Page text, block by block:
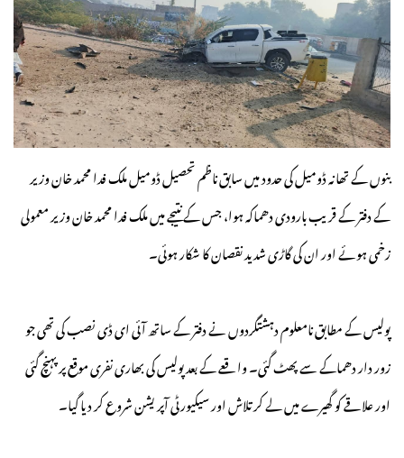
بنوں کے تھانہ ڈومیل کی حدود میں سابق ناظم تحصیل ڈومیل ملک فدا محمد خان وزیر
کے دفتر کے قریب بارودی دھماکہ ہوا، جس کے نتیجے میں ملک فدا محمد خان وزیر معمولی
زخمی ہوئے اور ان کی گاڑی شدید نقصان کا شکار ہوئی۔
پولیس کے مطابق نامعلوم دہشتگردوں نے دفتر کے ساتھ آئی ای ڈی نصب کی تھی جو
زور دار دھماکے سے پھٹ گئی۔ واقعے کے بعد پولیس کی بھاری نفری موقع پر پہنچ گئی
اور علاقے کو گھیرے میں لے کر تلاش اور سیکیورٹی آپریشن شروع کر دیا گیا۔